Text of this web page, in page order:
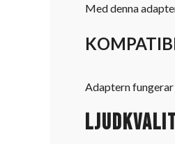
Med denna
Adaptern fungerar